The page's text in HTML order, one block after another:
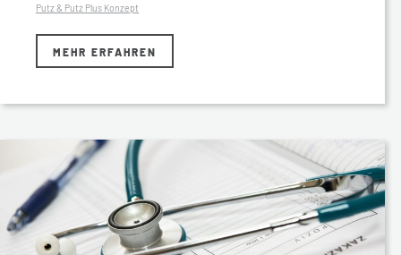
Putz & Putz Plus Konzept
MEHR ERFAHREN